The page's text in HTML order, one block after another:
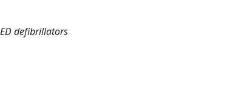
defibrillators